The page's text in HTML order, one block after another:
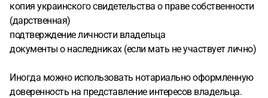
копия украинского свидетельства о праве собственности
(дарственная)
подтверждение личности владельца
документы о наследниках (если мать не участвует лично)
Иногда можно использовать нотариально оформленную
доверенность на представление интересов владельца.